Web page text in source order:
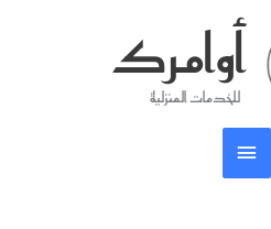
أوامرك
للخدمات المنزلية
القائمة
الرئيسية